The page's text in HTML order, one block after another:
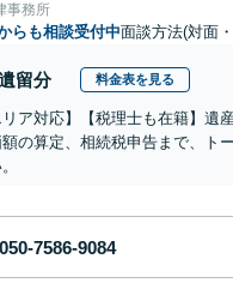
事務所
らも相談受付中面談方法(対面
留分 料金表を見る
リア対応】【税理士も在籍】
の算定、相続税申告まで、ト